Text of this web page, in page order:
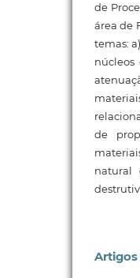
de
área de
temas:
de
natural
Artigos